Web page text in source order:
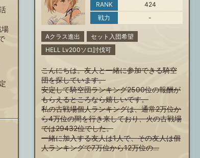
場
RANK
424
戦力
-
Aクラス進出
セット入団希望
HELL Lv200ソロ討伐可
こんにちは。友人と一緒に参加できる騎空
団を探しています。
安定して騎空団ランキング2500位の報酬が
もらえるところなら嬉しいです。
私の古戦場個人ランキングは、通常2万位か
ら4万位の間を行き来しており、火の古戦場
では29432位でした。
一緒に加入する友人は1人で、その友人は個
人ランキングで7万位から12万位の…